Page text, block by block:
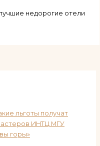
недорогие отели
льготы получат
ИНТЦ МГУ
горы»